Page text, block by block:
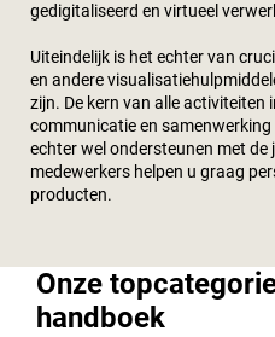
gedigitaliseerd en virtueel
Uiteindelijk is het echter van
en andere
zijn. De kern van alle activiteiten
communicatie en
echter wel ondersteunen met de
medewerkers helpen u graag
producten.
Onze
handboek